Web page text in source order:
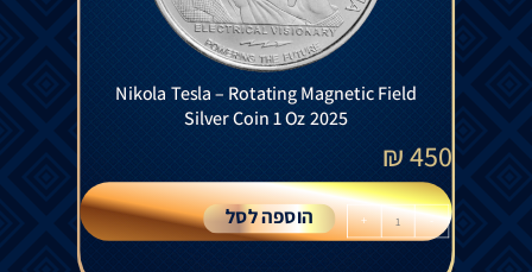
Nikola Tesla – Rotating Magnetic Field
Silver Coin 1 Oz 2025
450
₪
-
+ הוספה לסל